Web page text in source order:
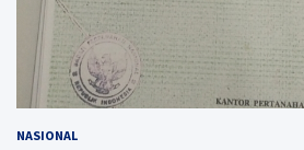
NASIONAL